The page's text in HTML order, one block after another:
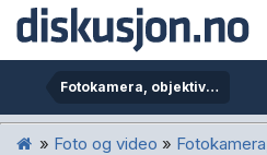
Fotokamera, objektiv og utstyr
» Foto og video »